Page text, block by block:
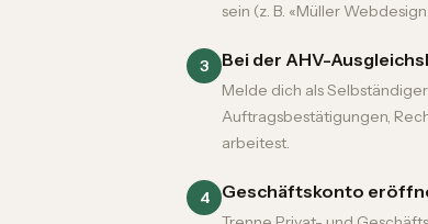
sein (z. B. «Müller
3 Bei der AHV-
Melde dich als
Auftragsbestätigungen,
arbeitest.
4 Geschäftskonto